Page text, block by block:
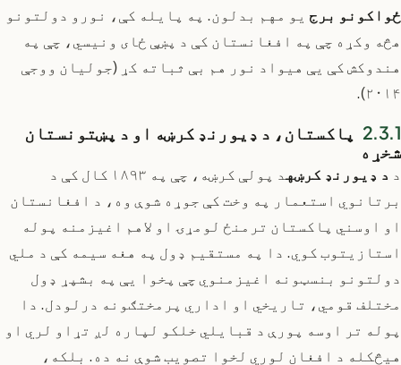
ځواکونو برج یو مهم بدلون. په پایله کې، نورو دولتونو
هڅه وکړه چې په افغانستان کې د پښې ځای ونیسي، چې په
هندوکش کې یې هیواد نور هم بې ثباته کړ (جولیان ووجې
۲۰۱۴).
پاکستان، د ډیورنډ کرښه او د پښتونستان
شخړه
د د ډیورنډ کرښه
د پولې کرښه، چې په ۱۸۹۳ کال کې د
برتانوي استعمار په وخت کې جوړه شوې وه، د افغانستان
او اوسني پاکستان ترمنځ لومړۍ او لاهم اغیزمنه پوله
استازیتوب کوي. دا په مستقیم ډول په هغه سیمه کې د ملي
دولتونو بنسټونه اغیزمنوي چې پخوا یې په بشپړ ډول
مختلف قومي، تاریخي او اداري پرمختګونه درلودل. دا
پوله تر اوسه پورې د قبایلي خلکو لپاره لږ تړاو لري او
هیڅکله د افغان لوري لخوا تصویب شوې نه ده. بلکه،